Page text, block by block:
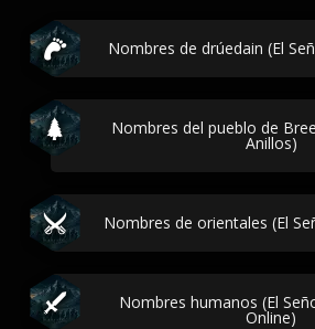
Nombres de drúedain (El
Nombres del pueblo de
Anillos)
Nombres de orientales (El
Nombres humanos (El
Online)